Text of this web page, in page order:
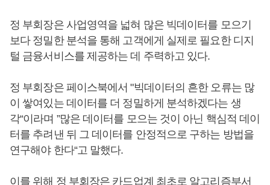
정 부회장은 사업영역을 넓혀 많은 빅데이터를 모으기
보다 정밀한 분석을 통해 고객에게 실제로 필요한 디지
털 금융서비스를 제공하는 데 주력하고 있다.
정 부회장은 페이스북에서 "빅데이터의 흔한 오류는 많
이 쌓여있는 데이터를 더 정밀하게 분석하겠다는 생
각“이라며 ”많은 데이터를 모으는 것이 아닌 핵심적 데이
터를 추려낸 뒤 그 데이터를 안정적으로 구하는 방법을
연구해야 한다“고 말했다.
이를 위해 정 부회장은 카드업계 최초로 알고리즘부서